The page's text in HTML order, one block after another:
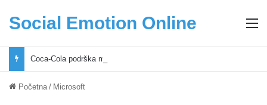
Social Emotion Online
Početna / Microsoft